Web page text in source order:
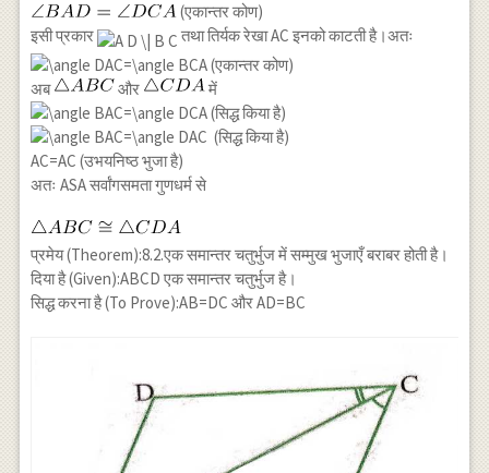
(एकान्तर कोण)
इसी प्रकार
तथा तिर्यक रेखा AC इनको काटती है।अतः
(एकान्तर कोण)
अब
और
में
(सिद्ध किया है)
(सिद्ध किया है)
AC=AC (उभयनिष्ठ भुजा है)
अतः ASA सर्वांगसमता गुणधर्म से
प्रमेय (Theorem):8.2.एक समान्तर चतुर्भुज में सम्मुख भुजाएँ बराबर होती है।
दिया है (Given):ABCD एक समान्तर चतुर्भुज है।
सिद्ध करना है (To Prove):AB=DC और AD=BC